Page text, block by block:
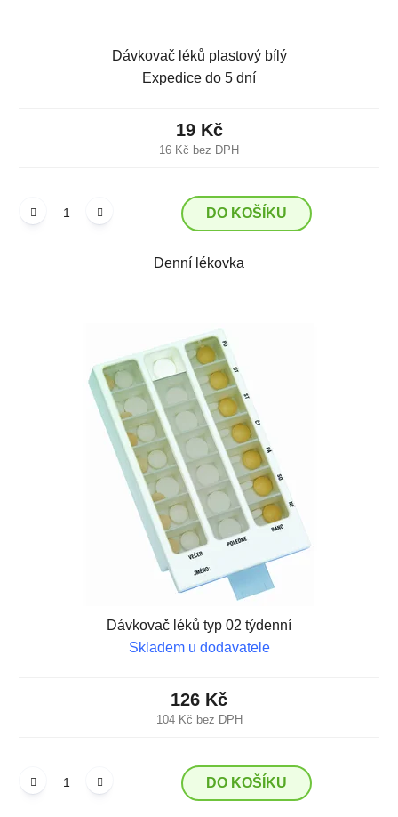
Dávkovač léků plastový bílý
Expedice do 5 dní
16 Kč bez DPH
19 Kč
DO KOŠÍKU
Denní lékovka
Dávkovač léků typ 02 týdenní
Skladem u dodavatele
104 Kč bez DPH
126 Kč
DO KOŠÍKU